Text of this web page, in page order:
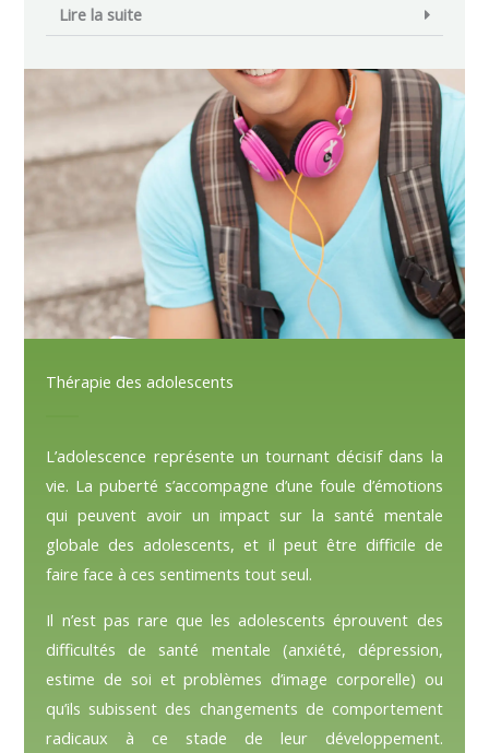
Lire la suite
Thérapie des adolescents
L’adolescence représente un tournant décisif dans la
vie. La puberté s’accompagne d’une foule d’émotions
qui peuvent avoir un impact sur la santé mentale
globale des adolescents, et il peut être difficile de
faire face à ces sentiments tout seul.
Il n’est pas rare que les adolescents éprouvent des
difficultés de santé mentale (anxiété, dépression,
estime de soi et problèmes d’image corporelle) ou
qu’ils subissent des changements de comportement
radicaux à ce stade de leur développement.